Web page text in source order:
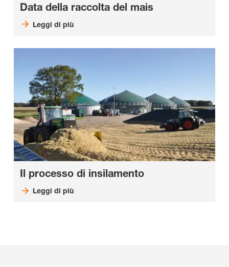
Data della raccolta del mais
Leggi di più
Il processo di insilamento
Leggi di più